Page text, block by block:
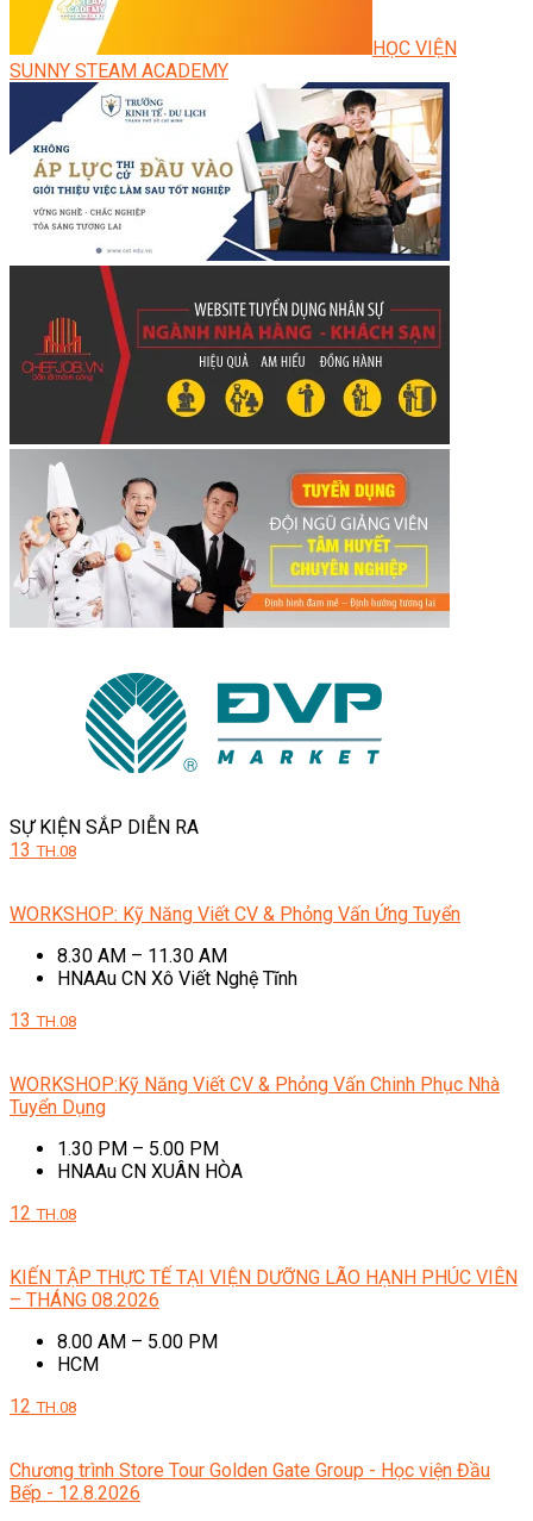
HỌC VIỆN
SUNNY STEAM ACADEMY
SỰ KIỆN SẮP DIỄN RA
13 TH.08
WORKSHOP: Kỹ Năng Viết CV & Phỏng Vấn Ứng Tuyển
8.30 AM – 11.30 AM
HNAAu CN Xô Viết Nghệ Tĩnh
13 TH.08
WORKSHOP:Kỹ Năng Viết CV & Phỏng Vấn Chinh Phục Nhà
Tuyển Dụng
1.30 PM – 5.00 PM
HNAAu CN XUÂN HÒA
12 TH.08
KIẾN TẬP THỰC TẾ TẠI VIỆN DƯỠNG LÃO HẠNH PHÚC VIÊN
– THÁNG 08.2026
8.00 AM – 5.00 PM
HCM
12 TH.08
Chương trình Store Tour Golden Gate Group - Học viện Đầu
Bếp - 12.8.2026